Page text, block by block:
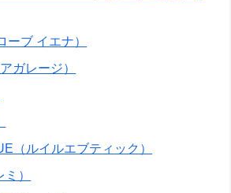
ーブ イエナ）
ガレージ）
（ルイルエブティック）
）